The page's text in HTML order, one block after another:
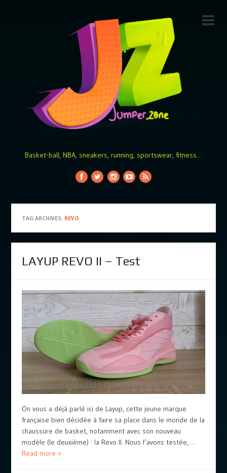
Basket-ball, NBA, sneakers, running, sportswear, fitness…
TAG ARCHIVES: REVO
LAYUP REVO II – Test
On vous a déjà parlé ici de Layup, cette jeune marque
française bien décidée à faire sa place dans le monde de la
chaussure de basket, notamment avec son nouveau
modèle (le deuxième) : la Revo II. Nous l’avons testée, ...
Read more »